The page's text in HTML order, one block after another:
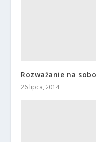
Rozważanie na
26 lipca, 2014